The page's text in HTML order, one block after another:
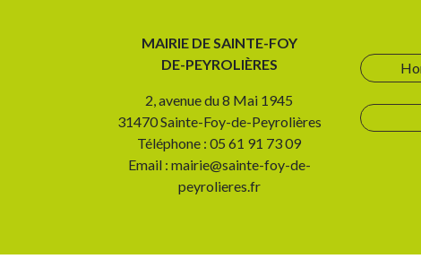
MAIRIE DE SAINTE-FOY
DE-PEYROLIÈRES
2, avenue du 8 Mai 1945
31470 Sainte-Foy-de-Peyrolières
Téléphone : 05 61 91 73 09
Email : mairie@sainte-foy-de-
peyrolieres.fr